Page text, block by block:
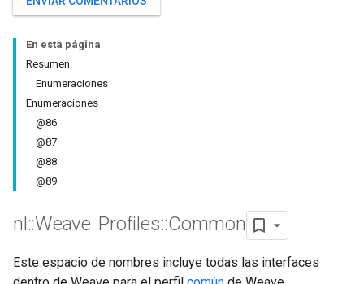
En esta página
Resumen
Enumeraciones
Enumeraciones
@86
@87
@88
@89
nl ::Weave::Profiles::Common
Este espacio de nombres incluye todas las interfaces